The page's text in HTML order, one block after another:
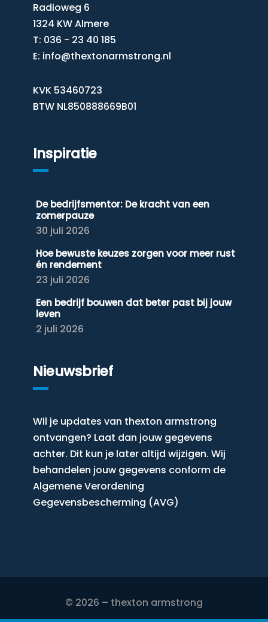
Radioweg 6
1324 KW Almere
T: 036 - 23 40 185
E: info@thextonarmstrong.nl
KVK 53460723
BTW NL850888669B01
Inspiratie
De bedrijfsmentor: De kracht van een
zomerpauze
30 juli 2026
Hoe bewuste keuzes zorgen voor meer rust
én rendement
23 juli 2026
Een bedrijf bouwen dat beter past bij jouw
leven
2 juli 2026
Nieuwsbrief
Wil je updates van thexton armstrong
ontvangen? Laat dan jouw gegevens
achter. Dit kun je later altijd wijzigen. Wij
behandelen jouw gegevens conform de
Algemene Verordening
Gegevensbescherming (AVG)
© 2026 – thexton armstrong